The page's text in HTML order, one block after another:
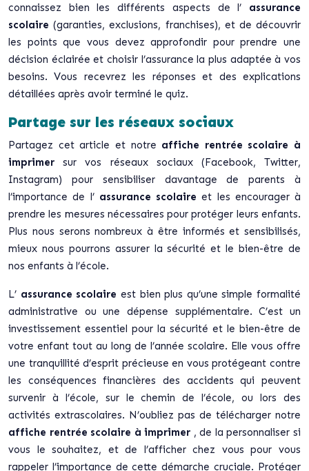
connaissez bien les différents aspects de l’ assurance
scolaire(garanties, exclusions, franchises), et de découvrir
les points que vous devez approfondir pour prendre une
décision éclairée et choisir l’assurance la plus adaptée à vos
besoins. Vous recevrez les réponses et des explications
détaillées après avoir terminé le quiz.
Partage sur les réseaux sociaux
Partagez cet article et notre affiche rentrée scolaire à
imprimersur vos réseaux sociaux (Facebook, Twitter,
Instagram) pour sensibiliser davantage de parents à
l’importance de l’ assurance scolaireet les encourager à
prendre les mesures nécessaires pour protéger leurs enfants.
Plus nous serons nombreux à être informés et sensibilisés,
mieux nous pourrons assurer la sécurité et le bien-être de
nos enfants à l’école.
L’ assurance scolaire est bien plus qu’une simple formalité
administrative ou une dépense supplémentaire. C’est un
investissement essentiel pour la sécurité et le bien-être de
votre enfant tout au long de l’année scolaire. Elle vous offre
une tranquillité d’esprit précieuse en vous protégeant contre
les conséquences financières des accidents qui peuvent
survenir à l’école, sur le chemin de l’école, ou lors des
activités extrascolaires. N’oubliez pas de télécharger notre
affiche rentrée scolaire à imprimer , de la personnaliser si
vous le souhaitez, et de l’afficher chez vous pour vous
rappeler l’importance de cette démarche cruciale. Protéger